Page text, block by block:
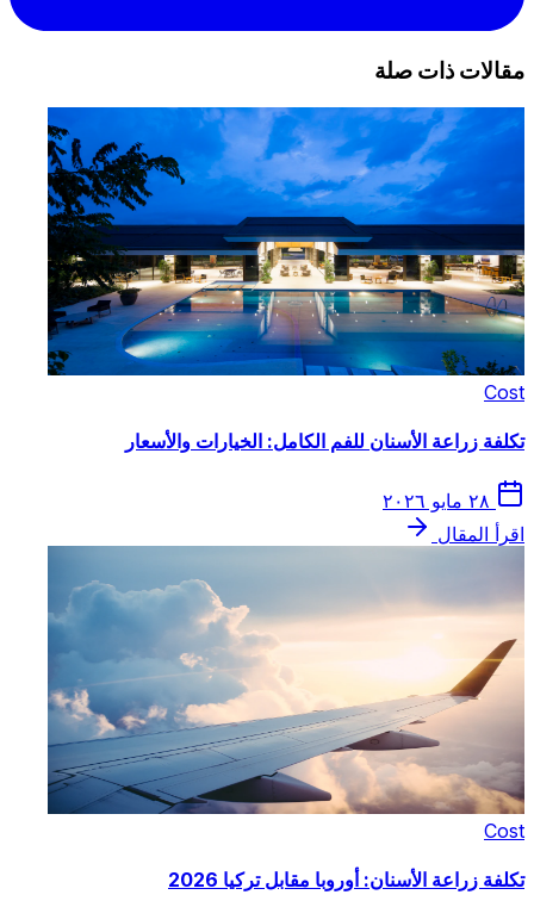
مقالات ذات صلة
Cost
تكلفة زراعة الأسنان للفم الكامل: الخيارات والأسعار
٢٨ مايو ٢٠٢٦
اقرأ المقال
Cost
تكلفة زراعة الأسنان: أوروبا مقابل تركيا 2026